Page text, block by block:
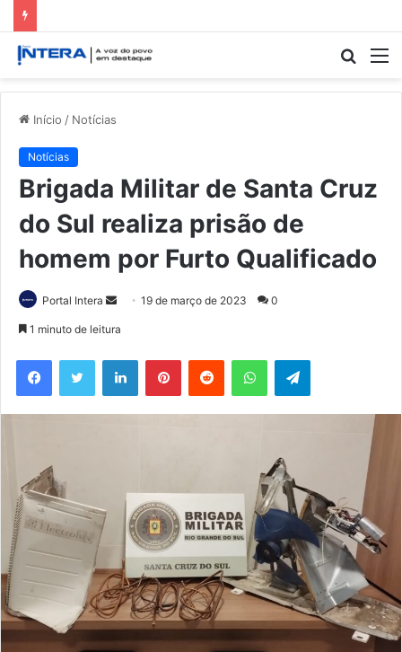
Início / Notícias
Notícias
Brigada Militar de Santa Cruz
do Sul realiza prisão de
homem por Furto Qualificado
Portal Intera
Mande
mail
19 de março de 2023 0
1 minuto de leitura
FacebookTwitter LinkedinPinterestReddit WhatsAppTelegram